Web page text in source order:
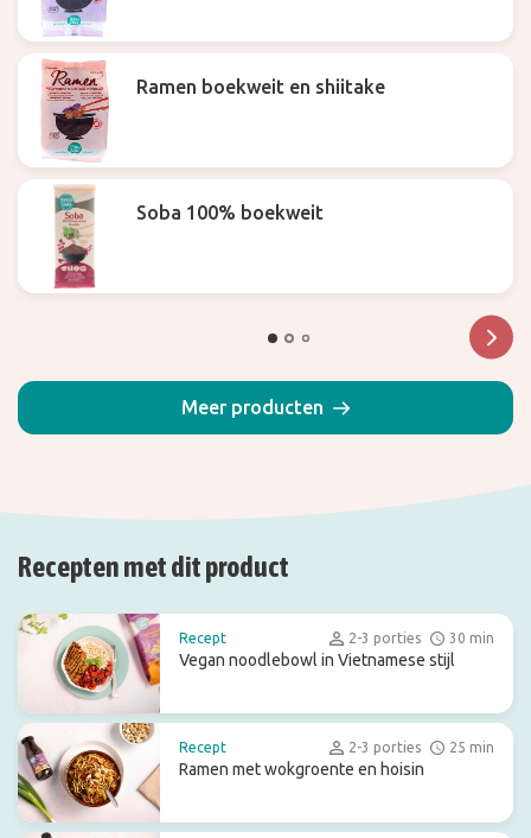
Ramen boekweit en shiitake
Soba 100% boekweit
Meer producten
Recepten met dit product
Recept 2-3 porties 30 min
Vegan noodlebowl in Vietnamese stijl
Recept 2-3 porties 25 min
Ramen met wokgroente en hoisin